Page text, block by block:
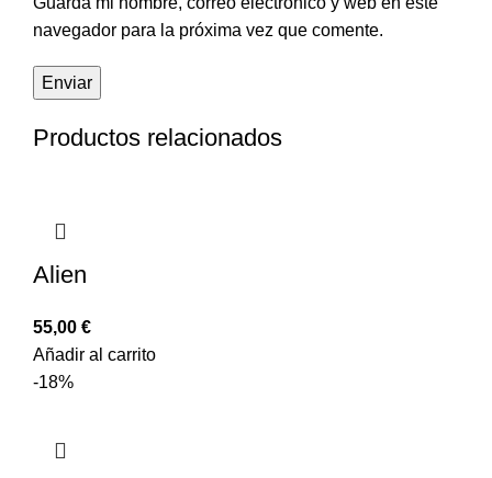
navegador para la próxima vez que comente.
Productos relacionados
Alien
55,00 €
Añadir al carrito
-18%